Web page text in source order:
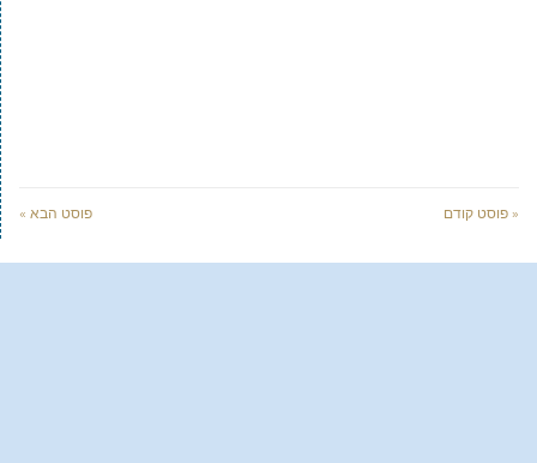
« פוסט קודם פוסט הבא »